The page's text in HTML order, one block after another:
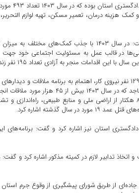
وی افزود: بازدید
هزینه درمان، تعمیر مسکن، تهیه لوازم
در قالب عمل به مسئولیت اجتماعی خود
منجر به آزادی تعداد ۱۹۵ نفر زندانی شد.
وی در ادامه به مواردی، چون احیا و رفع مشکل ۲۲ واحد تولیدی و حفظ ۱۲۹۵ نفر نیروی کار، اهتمام
استان که بصورت هفتگی و یا با برگزاری میز‌های خدمت در
اشاره کرد.
استان نیز اشاره کرد و گفت: برنامه‌های
تدابیر لازم در کمیته مذکور اشاره کرد و
از طریق شورای پیشگیری از وقوع جرم